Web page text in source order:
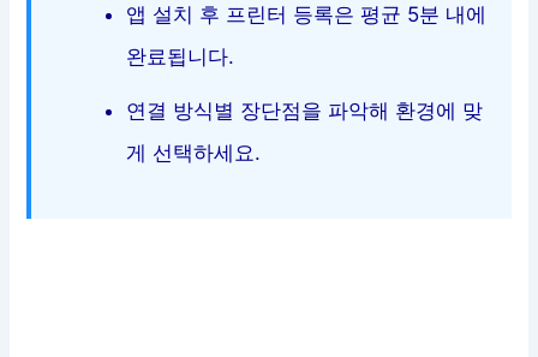
앱 설치 후 프린터 등록은 평균 5분 내에
완료됩니다.
연결 방식별 장단점을 파악해 환경에 맞
게 선택하세요.